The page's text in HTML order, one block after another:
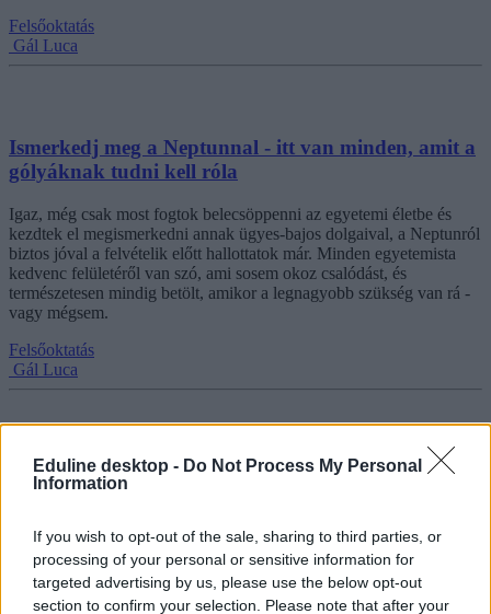
Eduline desktop - Do Not Process My Personal
Information
If you wish to opt-out of the sale, sharing to third parties, or
processing of your personal or sensitive information for
targeted advertising by us, please use the below opt-out
section to confirm your selection. Please note that after your
Felsőoktatás
Gál Luca
Ismerkedj meg a Neptunnal - itt van minden, amit a
gólyáknak tudni kell róla
Igaz, még csak most fogtok belecsöppenni az egyetemi életbe és
kezdtek el megismerkedni annak ügyes-bajos dolgaival, a Neptunról
biztos jóval a felvételik előtt hallottatok már. Minden egyetemista
kedvenc felületéről van szó, ami sosem okoz csalódást, és
természetesen mindig betölt, amikor a legnagyobb szükség van rá -
vagy mégsem.
Felsőoktatás
Gál Luca
Itt az ideje a kollégiumi jelentkezésnek: Mutatjuk
milyen árakkal kell számolni a következő tanévben
A legtöbb helyen augusztus elejéig várják az egyetemek a
kollégiumaikba való jelentkezést. Utánanéztünk, hogyan alakulnak a
kollégiumi árak a 2023/24-es tanévben.